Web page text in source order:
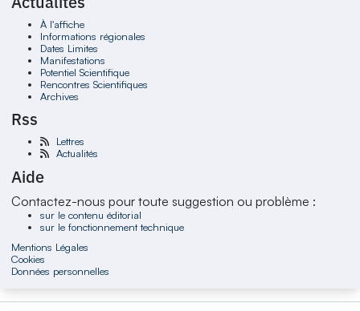
À l'affiche
Informations régionales
Dates Limites
Manifestations
Potentiel Scientifique
Rencontres Scientifiques
Archives
Rss
Lettres
Actualités
Aide
Contactez-nous pour toute suggestion ou problème :
sur le contenu éditorial
sur le fonctionnement technique
Mentions Légales
Cookies
Données personnelles